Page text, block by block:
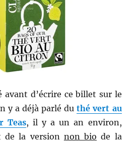
avant d’écrire ce billet sur le
y a déjà parlé duthé vert au
Teas, il y a un an environ,
de la version non bio de la